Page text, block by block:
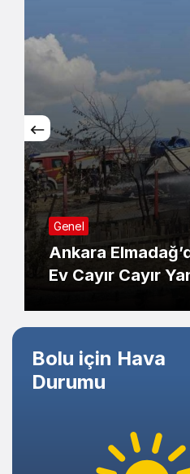
Gece Modu
Gece modunu seçin.
Sistem Modu
Sistem modunu
Genel
Ankara
Ev Cayır Cayır
Bolu için Hava
Durumu